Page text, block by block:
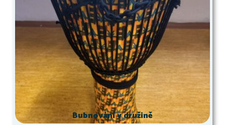
Bubnování v družině